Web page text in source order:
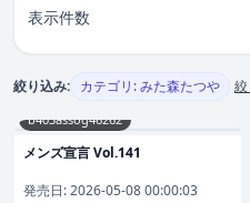
表示件数
絞り込み: カテゴリ: みた森たつや
b403assog46262
メンズ宣言 Vol.141
発売日:2026-05-08 00:00:03